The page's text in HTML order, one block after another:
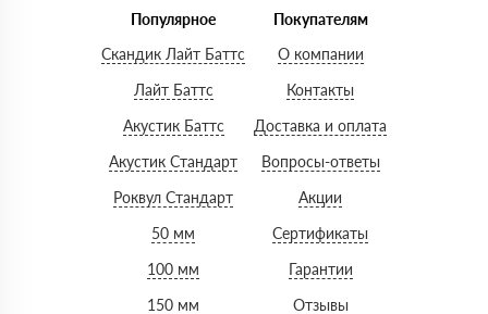
Популярное
Скандик Лайт Баттс
Лайт Баттс
Акустик Баттс
Акустик Стандарт
Роквул Стандарт
50 мм
100 мм
150 мм
Покупателям
О компании
Контакты
Доставка и оплата
Вопросы-ответы
Акции
Сертификаты
Гарантии
Отзывы